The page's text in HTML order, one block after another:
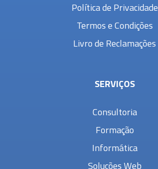
Política de Privacidade
Termos e Condições
Livro de Reclamações
SERVIÇOS
Consultoria
Formação
Informática
Soluções Web